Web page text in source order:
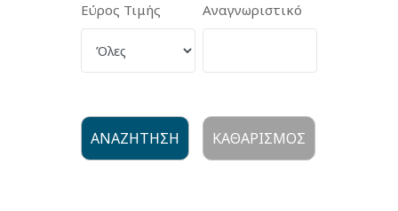
Εύρος Τιμής Αναγνωριστικό
ΑΝΑΖΗΤΗΣΗ ΚΑΘΑΡΙΣΜΟΣ